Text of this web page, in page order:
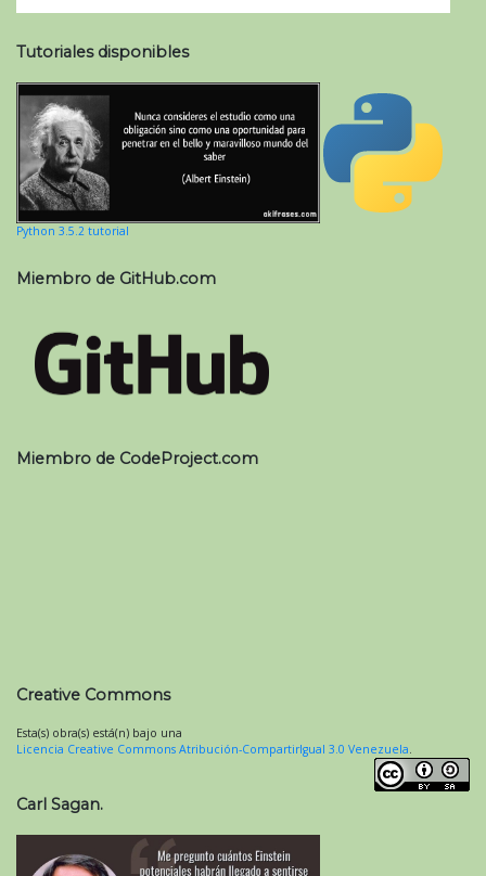
Tutoriales disponibles
Python 3.5.2 tutorial
Miembro de GitHub.com
Miembro de CodeProject.com
Creative Commons
Esta(s) obra(s) está(n) bajo una
Licencia Creative Commons Atribución-CompartirIgual 3.0 Venezuela
Carl Sagan.